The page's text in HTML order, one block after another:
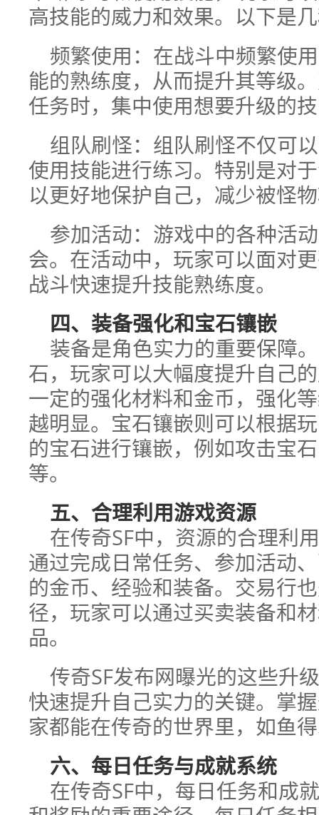
高技能的威力和效果。以下是
频繁使用：在战斗中频繁使
能的熟练度，从而提升其等级
任务时，集中使用想要升级的
组队刷怪：组队刷怪不仅可
使用技能进行练习。特别是对
以更好地保护自己，减少被怪
参加活动：游戏中的各种活
会。在活动中，玩家可以面对
战斗快速提升技能熟练度。
四、装备强化和宝石镶嵌
装备是角色实力的重要保障
石，玩家可以大幅度提升自己
一定的强化材料和金币，强化
越明显。宝石镶嵌则可以根据
的宝石进行镶嵌，例如攻击宝
等。
五、合理利用游戏资源
在传奇SF中，资源的合理利
通过完成日常任务、参加活动
的金币、经验和装备。交易行
径，玩家可以通过买卖装备和
品。
传奇SF发布网曝光的这些升
快速提升自己实力的关键。掌
家都能在传奇的世界里，如鱼
六、每日任务与成就系统
在传奇SF中，每日任务和成